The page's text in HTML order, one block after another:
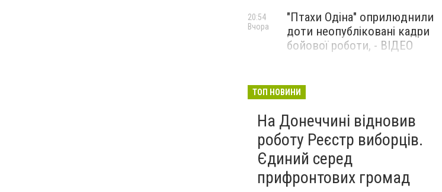
"Птахи Одіна" оприлюднили
доти неопубліковані кадри
бойової роботи, - ВІДЕО
20:54
Вчора
Бєдняков зіграє тата
новому українському
фільмі, - ФОТО
Вчора
ТОП НОВИНИ
На Донеччині відновив
роботу Реєстр виборців.
Єдиний серед
прифронтових громад